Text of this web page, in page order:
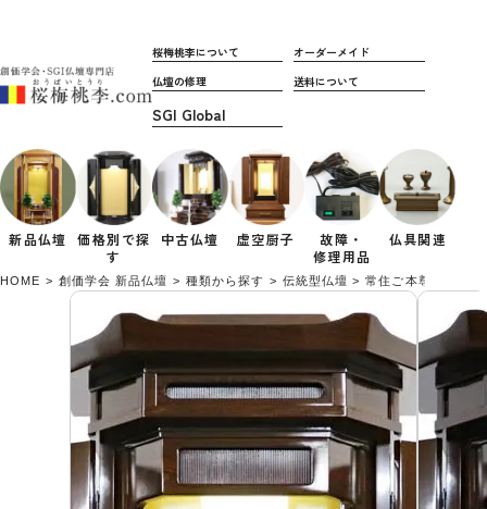
桜梅桃李について
オーダーメイド
仏壇の修理
送料について
新品仏壇 価格別で探
す
中古仏壇 虚空厨子
故障・
修理用品
仏具関連
HOME 創価学会 新品仏壇 種類から探す 伝統型仏壇 常住ご本尊様対応